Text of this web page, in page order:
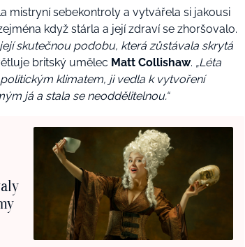
mistryní sebekontroly a vytvářela si jakousi
když stárla a její zdraví se zhoršovalo.
skutečnou podobu, která zůstávala skrytá
britský umělec Matt Collishaw. „Léta
klimatem, ji vedla k vytvoření
já a stala se neoddělitelnou.“